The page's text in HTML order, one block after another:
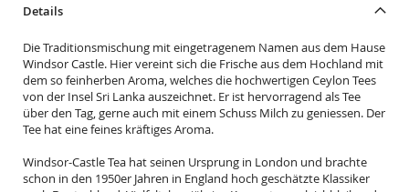
Details
Die Traditionsmischung mit eingetragenem Namen aus dem Hause
Windsor Castle. Hier vereint sich die Frische aus dem Hochland mit
dem so feinherben Aroma, welches die hochwertigen Ceylon Tees
von der Insel Sri Lanka auszeichnet. Er ist hervorragend als Tee
über den Tag, gerne auch mit einem Schuss Milch zu geniessen. Der
Tee hat eine feines kräftiges Aroma.
Windsor-Castle Tea hat seinen Ursprung in London und brachte
schon in den 1950er Jahren in England hoch geschätzte Klassiker